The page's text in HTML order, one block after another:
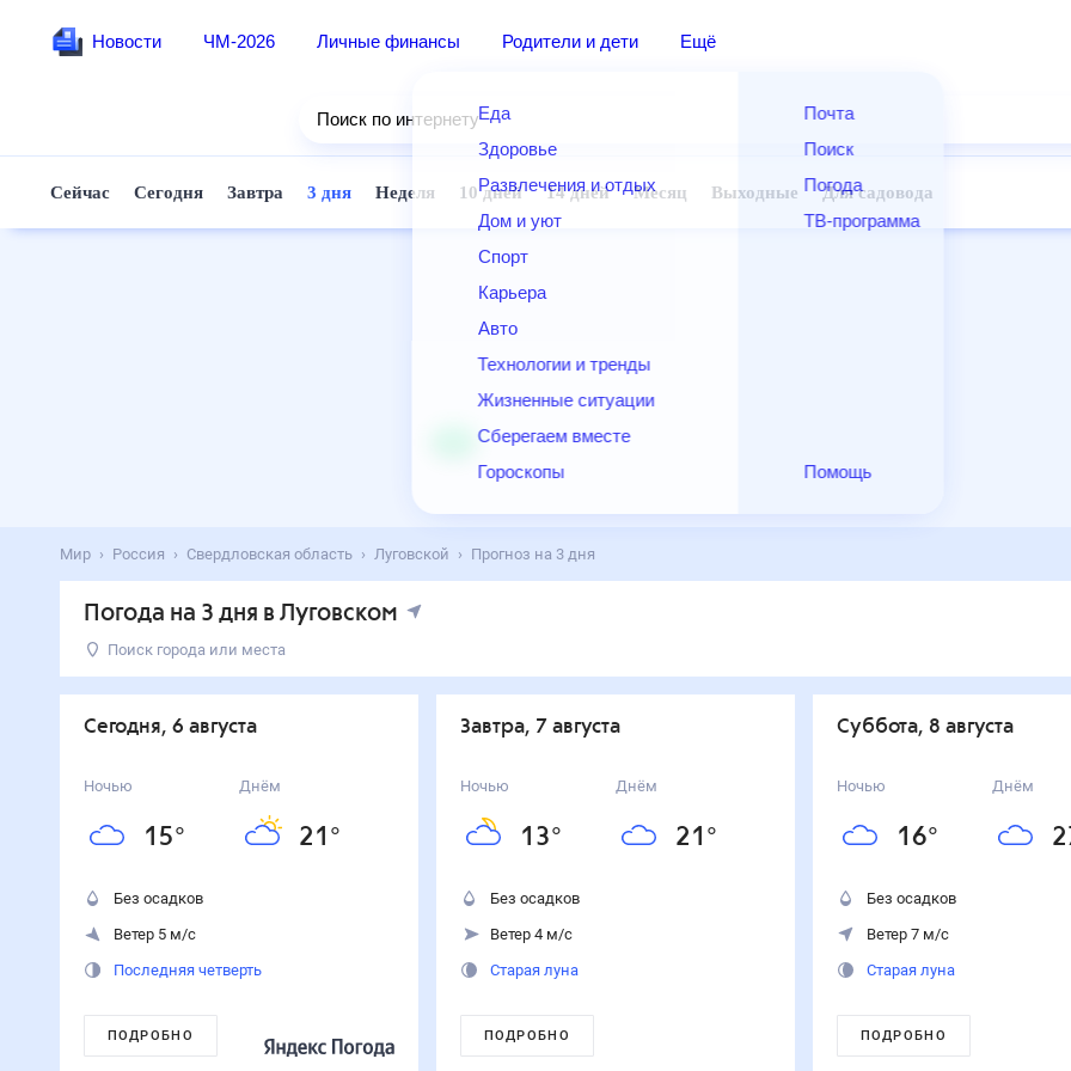
Новости ЧМ-2026 Личные финансы Родители и дети Ещё
Еда
Здоровье
Развлечения и отдых
Дом и уют
Спорт
Карьера
Авто
Технологии и тренды
Жизненные ситуации
Сберегаем вместе
Гороскопы
Почта
Поиск
Погода
ТВ-программа
Помощь
Поиск по интернету
Сейчас Сегодня Завтра 3 дня Неделя 10 дней 14 дней Месяц Выходные Для садовода
Мир Россия Свердловская область Луговской Прогноз на 3 дня
Погода на 3 дня в Луговском
Поиск города или места
День Температура
Сегодня
6 августа
21° м/с
Суббота
Сегодня, 6 августа
Ночью
15°
Днём
21 °
Без осадков
Ветер 5 м/с
Последняя четверть
ПОДРОБНО
Завтра, 7 августа
Ночью
13°
Днём
21 °
Без осадков
Ветер 4 м/с
Старая луна
ПОДРОБНО
суббота, 8 августа
Ночью
16°
Днём
Без осадков
Ветер 7 м/с
Старая луна
ПОДРОБНО